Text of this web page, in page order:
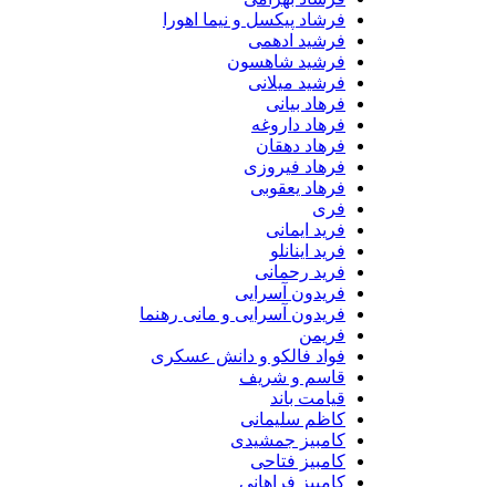
فرشاد پیکسل و نیما اهورا
فرشید ادهمی
فرشید شاهسون
فرشید میلانی
فرهاد بیانی
فرهاد داروغه
فرهاد دهقان
فرهاد فیروزی
فرهاد یعقوبی
فرید ایمانی
فرید اینانلو
فرید رحمانی
فریدون آسرایی
فریدون آسرایی و مانی رهنما
فواد فالکو و دانش عسکری
قاسم و شریف
قیامت باند
کاظم سلیمانی
کامبیز جمشیدی
کامبیز فتاحی
کامبیز فراهانی